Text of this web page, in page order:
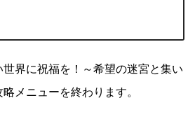
世界に祝福を！～希望の迷宮と集い
メニューを終わります。